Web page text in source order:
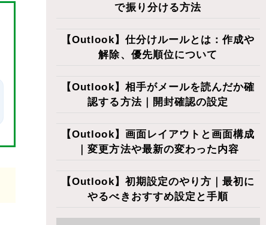
で振り分ける方法
【Outlook】仕分けルールとは：作成や
解除、優先順位について
【Outlook】相手がメールを読んだか確
認する方法｜開封確認の設定
【Outlook】画面レイアウトと画面構成
｜変更方法や最新の変わった内容
【Outlook】初期設定のやり方｜最初に
やるべきおすすめ設定と手順